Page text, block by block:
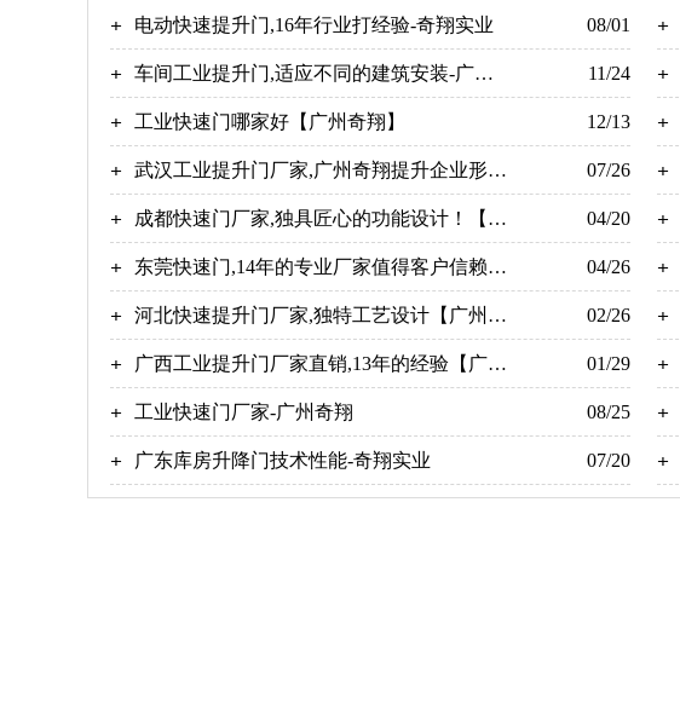
电动快速提升门,16年行业打经验-奇翔实业 08/01
车间工业提升门,适应不同的建筑安装-广州
奇翔
11/24
工业快速门哪家好【广州奇翔】 12/13
武汉工业提升门厂家,广州奇翔提升企业形
象！
07/26
成都快速门厂家,独具匠心的功能设计！【广
州奇翔】
04/20
东莞快速门,14年的专业厂家值得客户信赖！
【广州奇翔】
04/26
河北快速提升门厂家,独特工艺设计【广州奇
翔】
02/26
广西工业提升门厂家直销,13年的经验【广州
奇翔】
01/29
​工业快速门厂家-广州奇翔 08/25
广东库房升降门技术性能-奇翔实业 07/20